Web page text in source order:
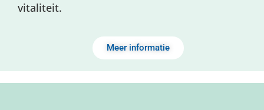
vitaliteit.
Meer informatie